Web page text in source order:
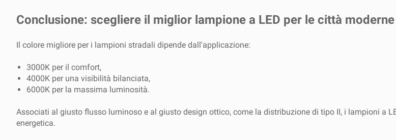
Conclusione: scegliere il miglior lampione a LED per le città moderne
Il colore migliore per i lampioni stradali dipende dall'applicazione:
3000K per il comfort,
4000K per una visibilità bilanciata,
6000K per la massima luminosità.
Associati al giusto flusso luminoso e al giusto design ottico, come la distribuzione di tipo II, i lampioni a
energetica.